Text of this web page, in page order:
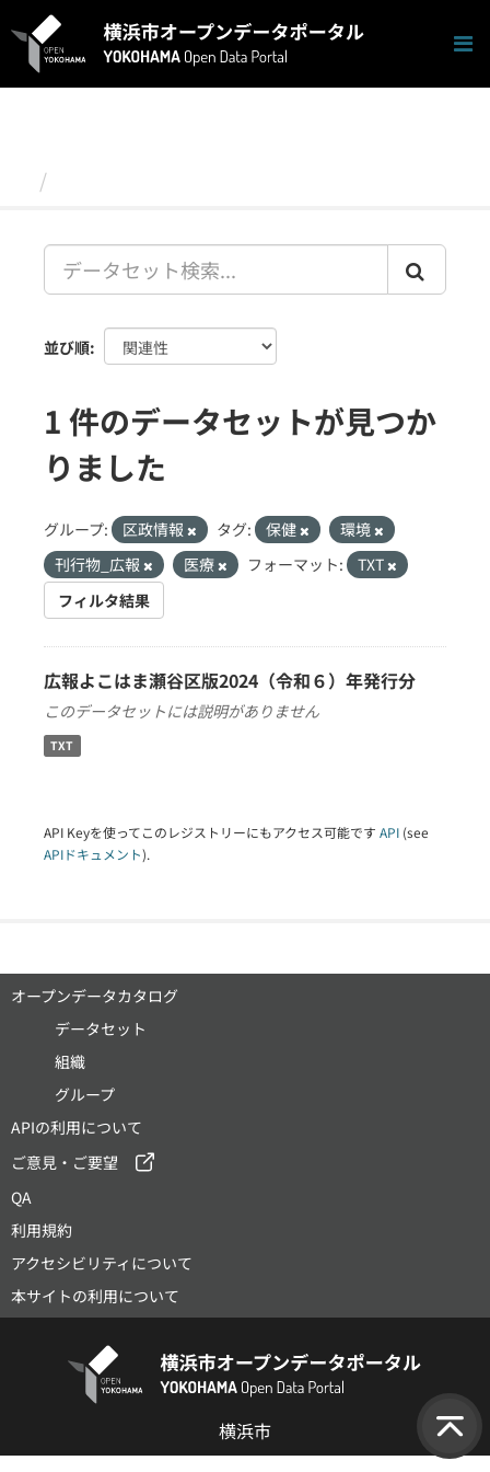
キ
並び順
1 件のデータセットが見つか
りました
グループ: 区政情報 タグ: 保健
環境
刊行物_広報
医療 フォーマット:
TXT
フィルタ結果
広報よこはま瀬谷区版2024（令和６）年発行分
このデータセットには説明がありません
TXT
API Keyを使ってこのレジストリーにもアクセス可能です API (see
APIドキュメント).
オープンデータカタログ
データセット
組織
グループ
APIの利用について
ご意見・ご要望
QA
利用規約
アクセシビリティについて
本サイトの利用について
横浜市